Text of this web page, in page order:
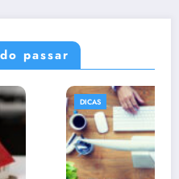
passar